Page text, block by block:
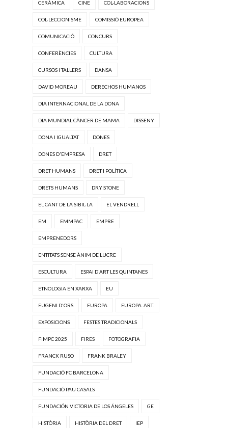
CERÀMICA CINE COL·LABORACIONS
COL·LECCIONISME COMISSIÓ EUROPEA
COMUNICACIÓ CONCURS
CONFERÈNCIES CULTURA
CURSOS I TALLERS DANSA
DAVID MOREAU DERECHOS HUMANOS
DIA INTERNACIONAL DE LA DONA
DIA MUNDIAL CÀNCER DE MAMA DISSENY
DONA I IGUALTAT DONES
DONES D'EMPRESA DRET
DRET HUMANS DRET I POLÍTICA
DRETS HUMANS DRY STONE
EL CANT DE LA SIBIL·LA EL VENDRELL
EM EMMPAC EMPRE
EMPRENEDORS
ENTITATS SENSE ÀNIM DE LUCRE
ESCULTURA ESPAI D'ART LES QUINTANES
ETNOLOGIA EN XARXA EU
EUGENI D'ORS EUROPA EUROPA. ART.
EXPOSICIONS FESTES TRADICIONALS
FIMPC 2025 FIRES FOTOGRAFIA
FRANCK RUSO FRANK BRALEY
FUNDACIÓ FC BARCELONA
FUNDACIÓ PAU CASALS
FUNDACIÓN VICTORIA DE LOS ÁNGELES GE
HISTÒRIA HISTÒRIA DEL DRET IEP